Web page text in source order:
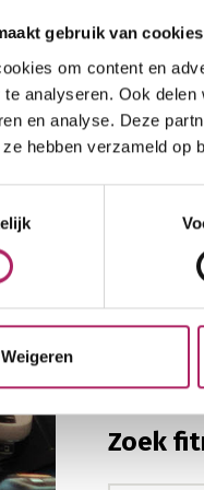
gebruik van cookies
om content en
analyseren. Ook
en analyse. Deze
hebben verzameld op
Weigeren
Zoek